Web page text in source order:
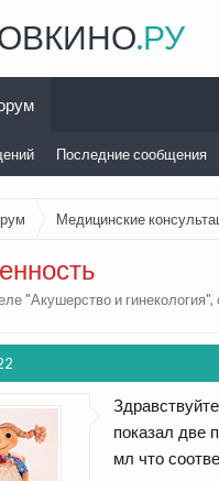
Медицинские
"Акушерство и гинекология",
показал две
мл что
.РУ
Последние сообщения